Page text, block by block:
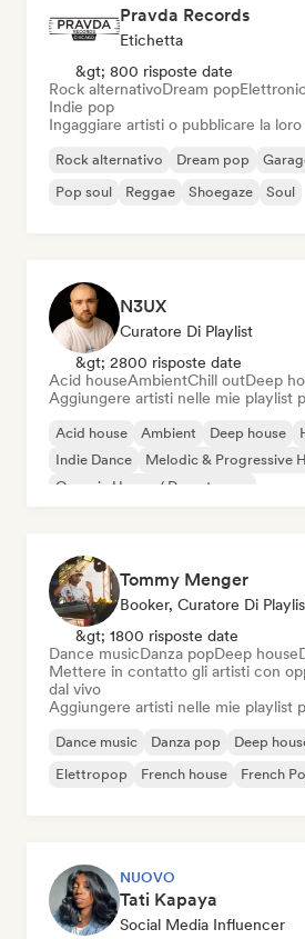
Pravda Records
Etichetta
&gt; 800 risposte date
Rock alternativoDream pop
Indie pop
Ingaggiare artisti o pubblicare la loro
Rock alternativo Dream pop
Pop soul
Reggae Shoegaze Soul
N3UX
Curatore Di Playlist
&gt; 2800 risposte date
Acid houseAmbientChill outDeep
Aggiungere artisti nelle mie playlist
Acid house Ambient Deep house
Indie Dance
Melodic & Progressive
Organic House / Downtempo
Tommy Menger
Booker, Curatore Di
&gt; 1800 risposte date
Dance musicDanza popDeep house
Mettere in contatto gli artisti con
dal vivo
Aggiungere artisti nelle mie playlist
Dance music Danza pop Deep
Elettropop
French house French
NUOVO
Tati Kapaya
Social Media Influencer